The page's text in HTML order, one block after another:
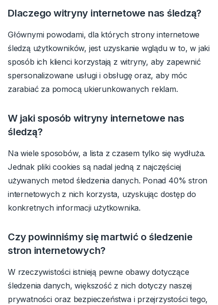
Dlaczego witryny internetowe nas śledzą?
Głównymi powodami, dla których strony internetowe
śledzą użytkowników, jest uzyskanie wglądu w to, w jaki
sposób ich klienci korzystają z witryny, aby zapewnić
spersonalizowane usługi i obsługę oraz, aby móc
zarabiać za pomocą ukierunkowanych reklam.
W jaki sposób witryny internetowe nas
śledzą?
Na wiele sposobów, a lista z czasem tylko się wydłuża.
Jednak pliki cookies są nadal jedną z najczęściej
używanych metod śledzenia danych. Ponad 40% stron
internetowych z nich korzysta, uzyskując dostęp do
konkretnych informacji użytkownika.
Czy powinniśmy się martwić o śledzenie
stron internetowych?
W rzeczywistości istnieją pewne obawy dotyczące
śledzenia danych, większość z nich dotyczy naszej
prywatności oraz bezpieczeństwa i przejrzystości tego,